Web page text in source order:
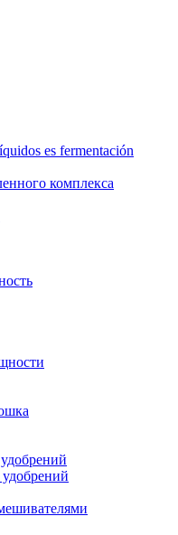
es fermentación
комплекса
удобрений